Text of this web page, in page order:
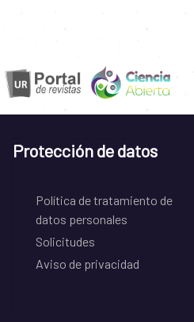
Protección de datos
Política de tratamiento de
datos personales
Solicitudes
Aviso de privacidad